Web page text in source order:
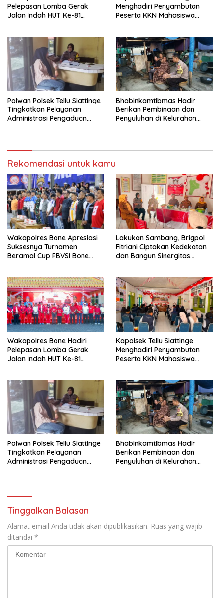
Pelepasan Lomba Gerak
Jalan Indah HUT Ke-81
Menghadiri Penyambutan
Peserta KKN Mahasiswa
Siattinge
Polwan Polsek Tellu Siattinge
Tingkatkan Pelayanan
Administrasi Pengaduan
Bhabinkamtibmas Hadir
Berikan Pembinaan dan
Penyuluhan di Kelurahan
Rekomendasi untuk kamu
Wakapolres Bone Apresiasi
Suksesnya Turnamen
Beramal Cup PBVSI Bone
Lakukan Sambang, Brigpol
Fitriani Ciptakan Kedekatan
dan Bangun Sinergitas
Wakapolres Bone Hadiri
Pelepasan Lomba Gerak
Jalan Indah HUT Ke-81
Kapolsek Tellu Siattinge
Menghadiri Penyambutan
Peserta KKN Mahasiswa
Siattinge
Polwan Polsek Tellu Siattinge
Tingkatkan Pelayanan
Administrasi Pengaduan
Bhabinkamtibmas Hadir
Berikan Pembinaan dan
Penyuluhan di Kelurahan
Tinggalkan Balasan
Alamat email Anda tidak akan dipublikasikan. Ruas yang wajib
ditandai *